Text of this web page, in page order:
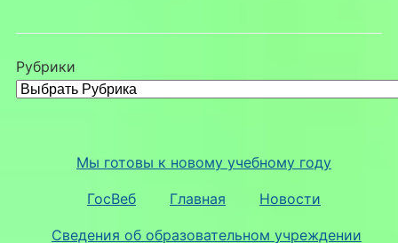
Рубрики
Мы готовы к новому учебному году
ГосВеб Главная Новости
Сведения об образовательном учреждении